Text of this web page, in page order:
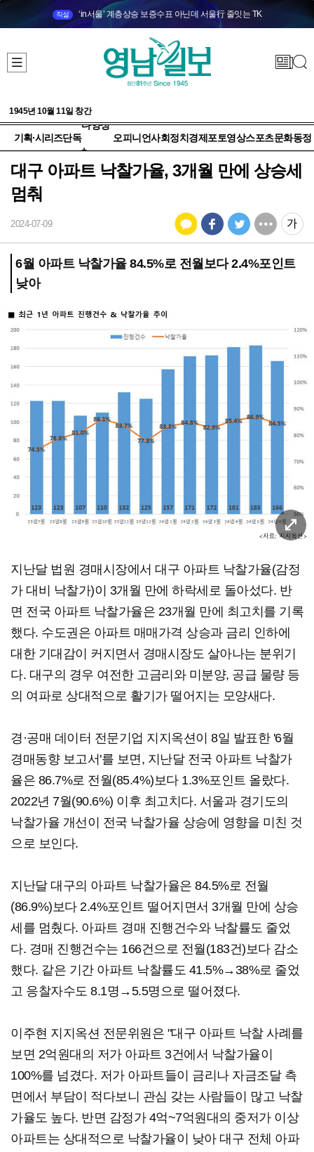
직설 ‘in서울’ 계층상승 보증수표 아닌데 서울行 줄잇는 TK
1945년 10월 11일 창간
기획·시리즈단독
다양성
+
오피니언사회정치 경제 포토영상스포츠문화동정
대구 아파트 낙찰가율, 3개월 만에 상승세
멈춰
2024-07-09
6월 아파트 낙찰가율 84.5%로 전월보다 2.4%포인트
낮아
지난달 법원 경매시장에서 대구 아파트 낙찰가율(감정
가 대비 낙찰가)이 3개월 만에 하락세로 돌아섰다. 반
면 전국 아파트 낙찰가율은 23개월 만에 최고치를 기록
했다. 수도권은 아파트 매매가격 상승과 금리 인하에
대한 기대감이 커지면서 경매시장도 살아나는 분위기
다. 대구의 경우 여전한 고금리와 미분양, 공급 물량 등
의 여파로 상대적으로 활기가 떨어지는 모양새다.
경·공매 데이터 전문기업 지지옥션이 8일 발표한 '6월
경매동향 보고서'를 보면, 지난달 전국 아파트 낙찰가
율은 86.7%로 전월(85.4%)보다 1.3%포인트 올랐다.
2022년 7월(90.6%) 이후 최고치다. 서울과 경기도의
낙찰가율 개선이 전국 낙찰가율 상승에 영향을 미친 것
으로 보인다.
지난달 대구의 아파트 낙찰가율은 84.5%로 전월
(86.9%)보다 2.4%포인트 떨어지면서 3개월 만에 상승
세를 멈췄다. 아파트 경매 진행건수와 낙찰률도 줄었
다. 경매 진행건수는 166건으로 전월(183건)보다 감소
했다. 같은 기간 아파트 낙찰률도 41.5%→38%로 줄었
고 응찰자수도 8.1명→5.5명으로 떨어졌다.
이주현 지지옥션 전문위원은 "대구 아파트 낙찰 사례를
보면 2억원대의 저가 아파트 3건에서 낙찰가율이
100%를 넘겼다. 저가 아파트들이 금리나 자금조달 측
면에서 부담이 적다보니 관심 갖는 사람들이 많고 낙찰
가율도 높다. 반면 감정가 4억~7억원대의 중저가 이상
아파트는 상대적으로 낙찰가율이 낮아 대구 전체 아파